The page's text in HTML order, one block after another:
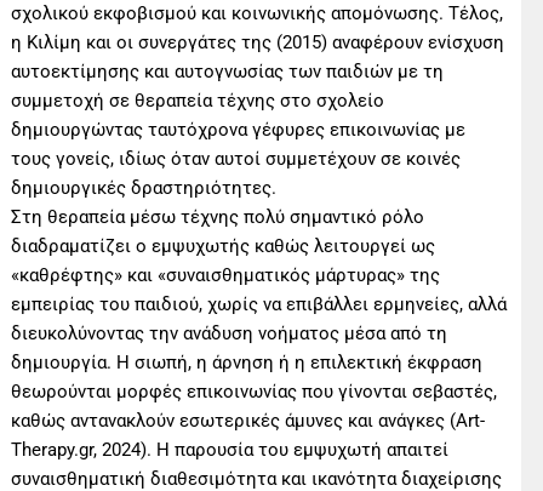
σχολικού εκφοβισμού και κοινωνικής απομόνωσης. Τέλος,
η Κιλίμη και οι συνεργάτες της (2015) αναφέρουν ενίσχυση
αυτοεκτίμησης και αυτογνωσίας των παιδιών με τη
συμμετοχή σε θεραπεία τέχνης στο σχολείο
δημιουργώντας ταυτόχρονα γέφυρες επικοινωνίας με
τους γονείς, ιδίως όταν αυτοί συμμετέχουν σε κοινές
δημιουργικές δραστηριότητες.
Στη θεραπεία μέσω τέχνης πολύ σημαντικό ρόλο
διαδραματίζει ο εμψυχωτής καθώς λειτουργεί ως
«καθρέφτης» και «συναισθηματικός μάρτυρας» της
εμπειρίας του παιδιού, χωρίς να επιβάλλει ερμηνείες, αλλά
διευκολύνοντας την ανάδυση νοήματος μέσα από τη
δημιουργία. Η σιωπή, η άρνηση ή η επιλεκτική έκφραση
θεωρούνται μορφές επικοινωνίας που γίνονται σεβαστές,
καθώς αντανακλούν εσωτερικές άμυνες και ανάγκες (Art-
Therapy.gr, 2024). Η παρουσία του εμψυχωτή απαιτεί
συναισθηματική διαθεσιμότητα και ικανότητα διαχείρισης